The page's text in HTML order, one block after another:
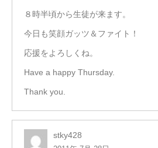
８時半頃から生徒が来ます。
今日も笑顔ガッツ＆ファイト！
応援をよろしくね。
Have a happy Thursday.
Thank you.
stky428